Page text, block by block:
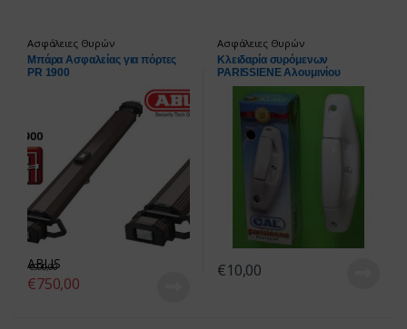
Ασφάλειες Θυρών
Μπάρα Ασφαλείας για πόρτες
PR 1900
ABUS
€750,00
€900,00
Ασφάλειες Θυρών
Κλειδαρία συρόμενων
PARISSIENE Αλουμινίου
εξωτερική ΛΕΥΚΗ
€10,00